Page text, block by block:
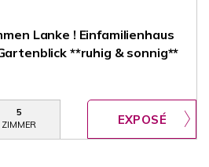
Lanke ! Einfamilienhaus
**ruhig & sonnig**
5
ZIMMER